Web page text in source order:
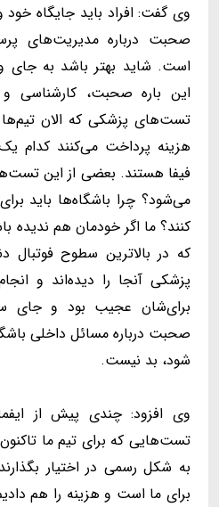
وی گفت: افراد باید جایگاه‌ خود
صحبت درباره مدیریت‌های
است. شاید بهتر باشد به جای
این باره صحبت، کارشناسی
تست‌های پزشکی که الان
هزینه پرداخت می‌کنند کدام یک
فیفا هستند. بعضی از این
می‌شود؟ چرا باشگاه‌ها باید
کنند؟ ما اگر خودمان هم ندیده
که در بالاترین سطوح فوتبال
پزشکی آنجا را دیده‌اند و
برای‌شان عجیب بود و جای
صحبت درباره مسائل داخلی
شود، بد نیست.
وی افزود: چندی پیش از
تست‌هایی که برای تیم ما
به شکل رسمی در اختیار
برای ما است و هزینه را هم